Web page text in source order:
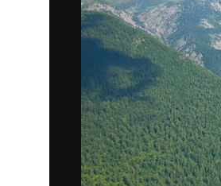
Platforma
najlepszych
Polski